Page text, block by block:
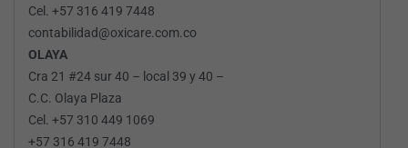
Cel. +57 316 419 7448
contabilidad@oxicare.com.co
OLAYA
Cra 21 #24 sur 40 – local 39 y 40 –
C.C. Olaya Plaza
Cel. +57 310 449 1069
+57 316 419 7448